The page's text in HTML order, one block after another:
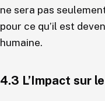
ne sera pas
pour ce qu’il est
humaine.
4.3 L’Impact sur